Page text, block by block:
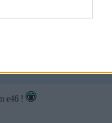
e46 !